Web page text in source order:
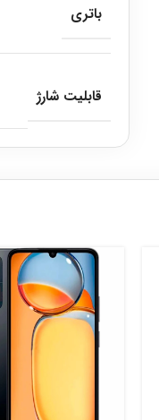
باتری
قابلیت شارژ